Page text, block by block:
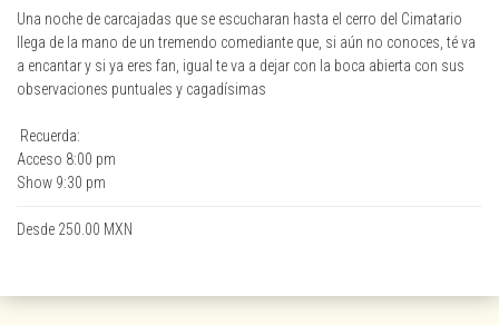
Una noche de carcajadas que se escucharan hasta el cerro del Cimatario
llega de la mano de un tremendo comediante que, si aún no conoces, té va
a encantar y si ya eres fan, igual te va a dejar con la boca abierta con sus
observaciones puntuales y cagadísimas
Recuerda:
Acceso 8:00 pm
Show 9:30 pm
Desde 250.00 MXN